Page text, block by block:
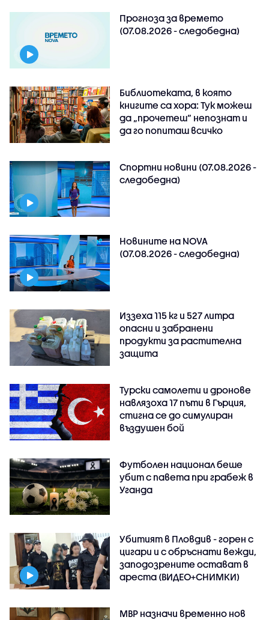
Прогноза за времето
(07.08.2026 - следобедна)
Библиотеката, в която
книгите са хора: Тук можеш
да „прочетеш“ непознат и
да го попиташ всичко
Спортни новини (07.08.2026 -
следобедна)
Новините на NOVA
(07.08.2026 - следобедна)
Иззеха 115 кг и 527 литра
опасни и забранени
продукти за растителна
защита
Турски самолети и дронове
навлязоха 17 пъти в Гърция,
стигна се до симулиран
въздушен бой
Футболен национал беше
убит с павета при грабеж в
Уганда
Убитият в Пловдив - горен с
цигари и с обръснати вежди,
заподозрените остават в
ареста (ВИДЕО+СНИМКИ)
МВР назначи временно нов